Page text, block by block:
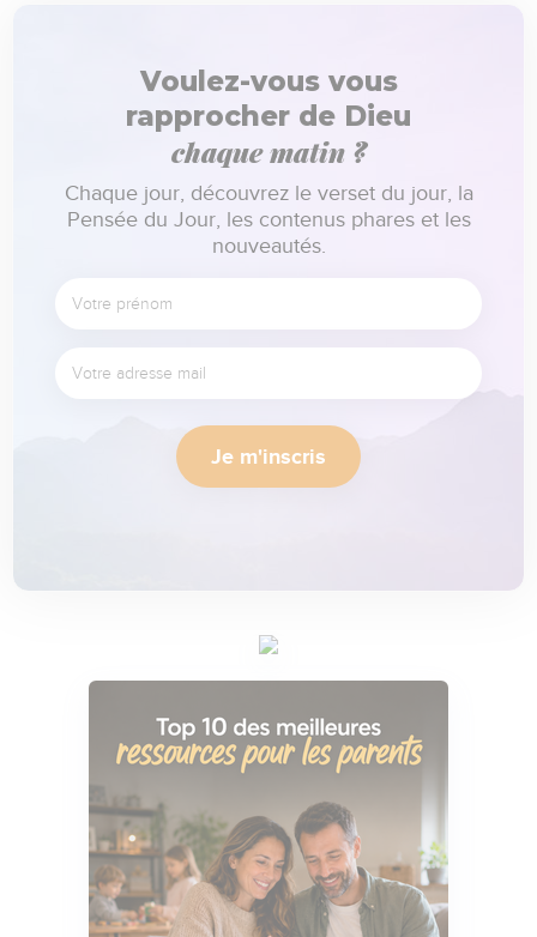
Voulez-vous vous
rapprocher de Dieu
chaque matin ?
Chaque jour, découvrez le verset du jour, la
Pensée du Jour, les contenus phares et les
nouveautés.
Je m'inscris